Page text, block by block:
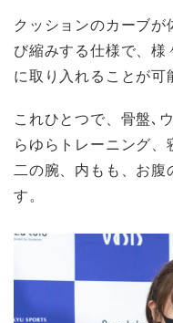
クッションのカーブ
び縮みする仕様で、
に取り入れることが可
これひとつで、骨盤､
らゆらトレーニング、
二の腕、内もも、お腹
す。